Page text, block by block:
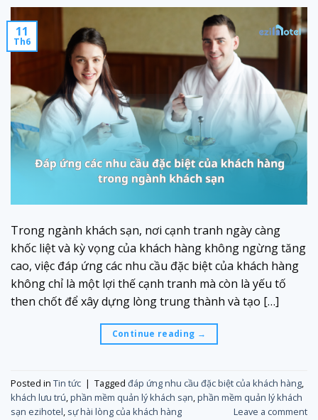
11
Th6
Trong ngành khách sạn, nơi cạnh tranh ngày càng
khốc liệt và kỳ vọng của khách hàng không ngừng tăng
cao, việc đáp ứng các nhu cầu đặc biệt của khách hàng
không chỉ là một lợi thế cạnh tranh mà còn là yếu tố
then chốt để xây dựng lòng trung thành và tạo […]
Continue reading →
Posted in Tin tức | Tagged đáp ứng nhu cầu đặc biệt của khách hàng,
khách lưu trú,phần mềm quản lý khách sạn,phần mềm quản lý khách
sạn ezihotel, sự hài lòng của khách hàng Leave a comment